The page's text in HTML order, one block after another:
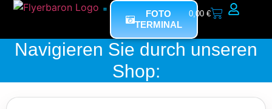
FOTO
TERMINAL
0,00 €
Navigieren Sie durch unseren
Shop: